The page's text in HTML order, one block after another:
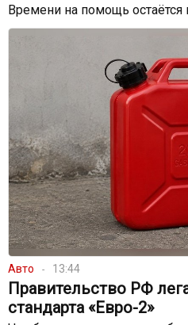
Времени на помощь
Авто 13:44
Правительство РФ
стандарта «Евро-2»